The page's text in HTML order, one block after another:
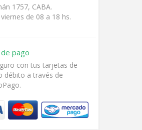
1757, CABA.
de 08 a 18 hs.
pago
con tus tarjetas de
débito a través de